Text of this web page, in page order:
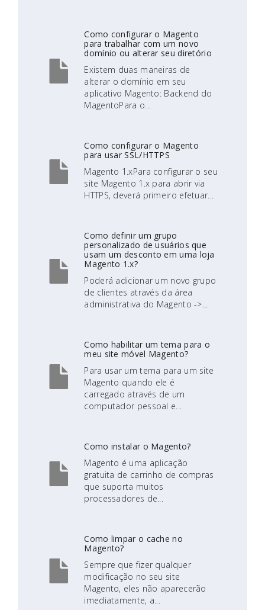
Como configurar o Magento
para trabalhar com um novo
domínio ou alterar seu diretório
Existem duas maneiras de
alterar o domínio em seu
aplicativo Magento: Backend do
MagentoPara o...
Como configurar o Magento
para usar SSL/HTTPS
Magento 1.xPara configurar o seu
site Magento 1.x para abrir via
HTTPS, deverá primeiro efetuar...
Como definir um grupo
personalizado de usuários que
usam um desconto em uma loja
Magento 1.x?
Poderá adicionar um novo grupo
de clientes através da área
administrativa do Magento ->...
Como habilitar um tema para o
meu site móvel Magento?
Para usar um tema para um site
Magento quando ele é
carregado através de um
computador pessoal e...
Como instalar o Magento?
Magento é uma aplicação
gratuita de carrinho de compras
que suporta muitos
processadores de...
Como limpar o cache no
Magento?
Sempre que fizer qualquer
modificação no seu site
Magento, eles não aparecerão
imediatamente, a...